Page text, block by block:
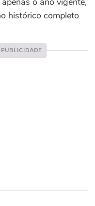
histórico completo